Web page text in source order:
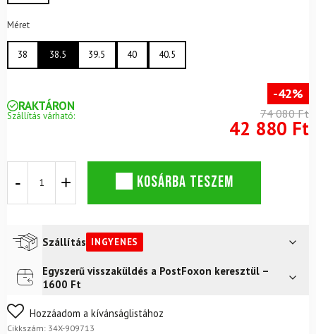
Méret
38 38.5 39.5 40 40.5
RAKTÁRON
Szállítás várható:
-42%
74 080 Ft
42 880 Ft
LA
GTX
GoreTex
KOSÁRBA TESZEM
Szállítás INGYENES
Futár a címreIngyenes
FoxPost
Egyszerű visszaküldés a PostFoxon keresztül –
1600 Ft
Nem biztos a választásában? Semmi gond – a terméket
egyszerűen visszaküldheti 14 napon belül, indoklás nélkül.
Hozzáadom a kívánságlistához
Cikkszám: 34X-909713